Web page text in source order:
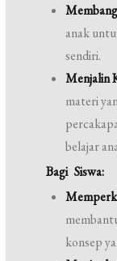
anak
sendiri.
Menjalin
materi
belajar
Bagi Siswa:
konsep